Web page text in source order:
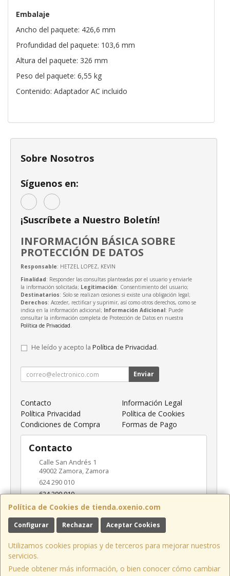
Embalaje
Ancho del paquete: 426,6 mm
Profundidad del paquete: 103,6 mm
Altura del paquete: 326 mm
Peso del paquete: 6,55 kg
Contenido: Adaptador AC incluido
Política de Cookies de tienda.oxenio.com
Configurar Rechazar Aceptar Cookies
Utilizamos cookies propias y de terceros para mejorar nuestros
servicios.
Puede obtener más información, o bien conocer cómo cambiar
Sobre Nosotros
Síguenos en:
¡Suscríbete a Nuestro Boletín!
INFORMACIÓN BÁSICA SOBRE
PROTECCIÓN DE DATOS
Responsable: HETZEL LOPEZ, KEVIN
Finalidad: Responder las consultas planteadas por el usuario y enviarle
la información solicitada; Legitimación: Consentimiento del usuario;
Destinatarios: Solo se realizan cesiones si existe una obligación legal;
Derechos: Acceder, rectificar y suprimir, así como otros derechos, como se
indica en la información adicional; Información Adicional: Puede
consultar la información completa de Protección de Datos en nuestra
Política de Privacidad.
He leído y acepto la Política de Privacidad.
Enviar
Contacto
Información Legal
Política Privacidad
Política de Cookies
Condiciones de Compra
Formas de Pago
Contacto
Calle San Andrés 1
49002 Zamora, Zamora
624 290 010
624 290 010
info@oxenio.com
Horario
L-V: 09:00-18:00 / S: 10:00-14:00